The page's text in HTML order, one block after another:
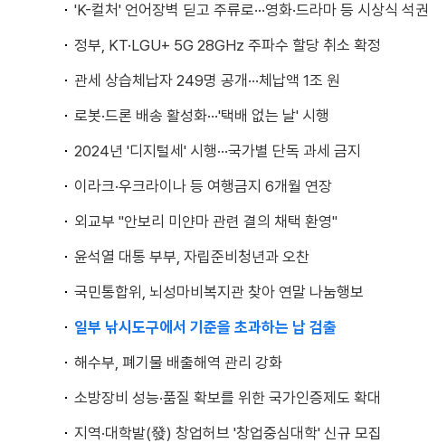
'K-컬처' 언어장벽 딛고 주류로···영화·드라마 등 시상식 석권
정부, KT·LGU+ 5G 28GHz 주파수 할당 취소 확정
관세 상습체납자 249명 공개···체납액 1조 원
로봇·드론 배송 활성화···'택배 없는 날' 시행
2024년 '디지털세' 시행···국가별 단독 과세 금지
이라크·우크라이나 등 여행금지 6개월 연장
외교부 "안보리 미얀마 관련 결의 채택 환영"
윤석열 대통 부부, 자립준비청년과 오찬
국민통합위, 뇌성마비복지관 찾아 연말 나눔행보
일부 낚시도구에서 기준을 초과하는 납 검출
해수부, 폐기물 배출해역 관리 강화
소방장비 성능·품질 확보를 위한 국가인증제도 확대
지역·대학발(發) 창업허브 '창업중심대학' 신규 모집